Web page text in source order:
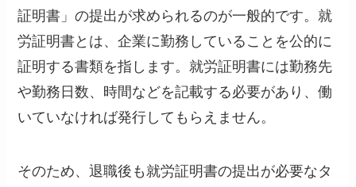
証明書」の提出が求められるのが一般的です。就
労証明書とは、企業に勤務していることを公的に
証明する書類を指します。就労証明書には勤務先
や勤務日数、時間などを記載する必要があり、働
いていなければ発行してもらえません。
そのため、退職後も就労証明書の提出が必要なタ